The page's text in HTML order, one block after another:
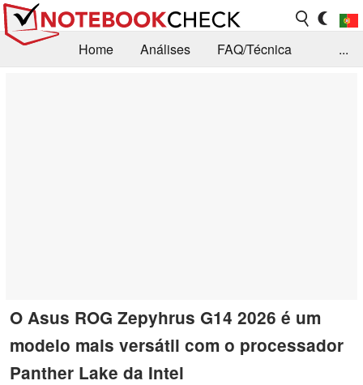
Home Análises
FAQ/Técnica
...
O Asus ROG Zepyhrus G14 2026 é um
modelo mais versátil com o processador
Panther Lake da Intel